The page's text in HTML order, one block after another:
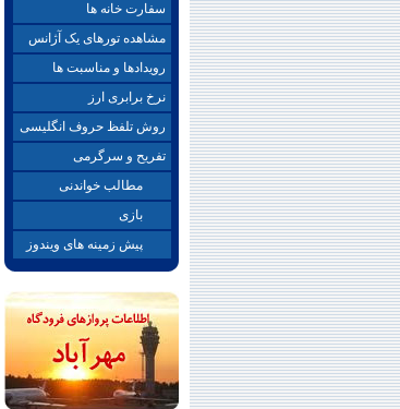
سفارت خانه ها
مشاهده تورهای یک آژانس
رویدادها و مناسبت ها
نرخ برابری ارز
روش تلفظ حروف انگلیسی
تفریح و سرگرمی
مطالب خواندنی
بازی
پیش زمینه های ویندوز